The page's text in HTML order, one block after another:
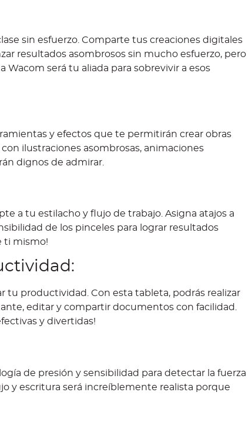
sin esfuerzo. Comparte tus creaciones digitales
resultados asombrosos sin mucho esfuerzo, pero
será tu aliada para sobrevivir a esos
y efectos que te permitirán crear obras
ilustraciones asombrosas, animaciones
dignos de admirar.
a tu estilacho y flujo de trabajo. Asigna atajos a
de los pinceles para lograr resultados
ti mismo!
tu productividad. Con esta tableta, podrás realizar
editar y compartir documentos con facilidad.
y divertidas!
de presión y sensibilidad para detectar la fuerza
y escritura será increíblemente realista porque